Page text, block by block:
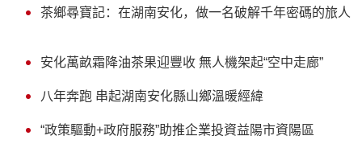
茶鄉尋寶記：在湖南安化，做一名破解千年密碼的旅人
安化萬畝霜降油茶果迎豐收 無人機架起“空中走廊”
八年奔跑 串起湖南安化縣山鄉溫暖經緯
“政策驅動+政府服務”助推企業投資益陽市資陽區